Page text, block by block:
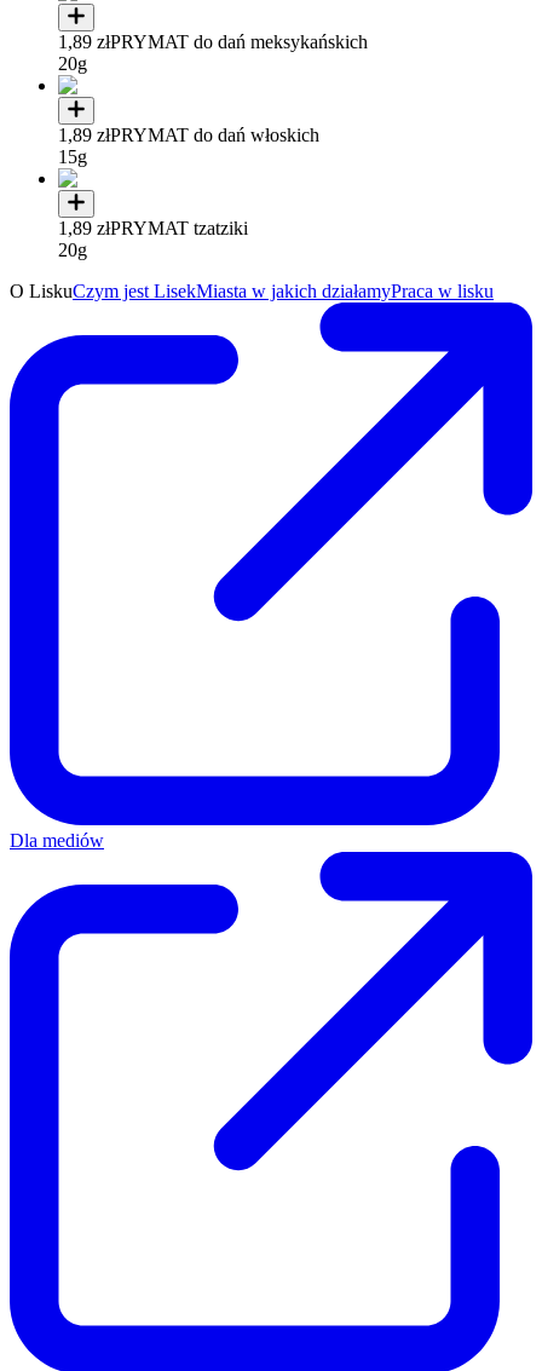
1,89 złPRYMAT do dań meksykańskich
20g
1,89 złPRYMAT do dań włoskich
15g
1,89 złPRYMAT tzatziki
20g
O LiskuCzym jest LisekMiasta w jakich działamyPraca w lisku
Dla mediów